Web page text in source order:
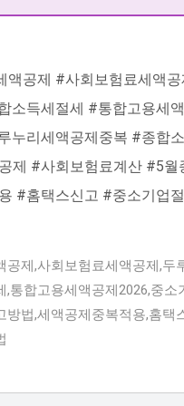
액공제 #사회보험료세액
소득세절세 #통합고용세
누리세액공제중복 #종합
제 #사회보험료계산 #5월
#홈택스신고 #중소기업
공제,사회보험료세액공제,두
,통합고용세액공제2026,중소
방법,세액공제중복적용,홈택